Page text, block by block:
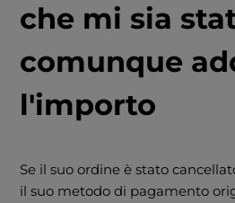
che mi sia
comunque
l'importo
Se il suo ordine è stato
il suo metodo di pagamento